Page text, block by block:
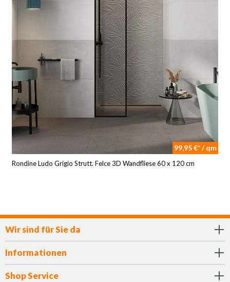
99,95 €* / qm
Rondine Ludo Grigio Strutt. Felce 3D Wandfliese 60 x 120 cm
Wir sind für Sie da
Informationen
Shop Service